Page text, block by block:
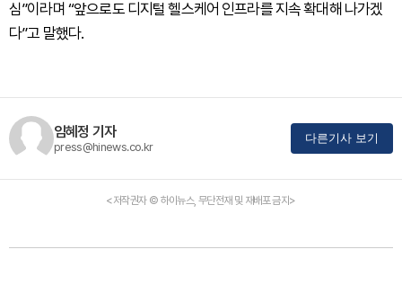
심”이라며 “앞으로도 디지털 헬스케어 인프라를 지속 확대해 나가겠
다”고 말했다.
임혜정 기자
press@hinews.co.kr
다른기사 보기
<저작권자 © 하이뉴스, 무단전재 및 재배포 금지>